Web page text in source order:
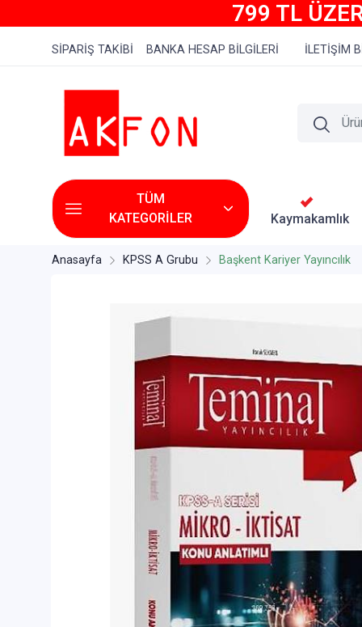
799 TL
SİPARİŞ TAKİBİ BANKA HESAP BİLGİLERİ İLETİŞİM
TÜM
KATEGORİLER
Kaymakamlık
Anasayfa KPSS A Grubu Başkent Kariyer Yayıncılık